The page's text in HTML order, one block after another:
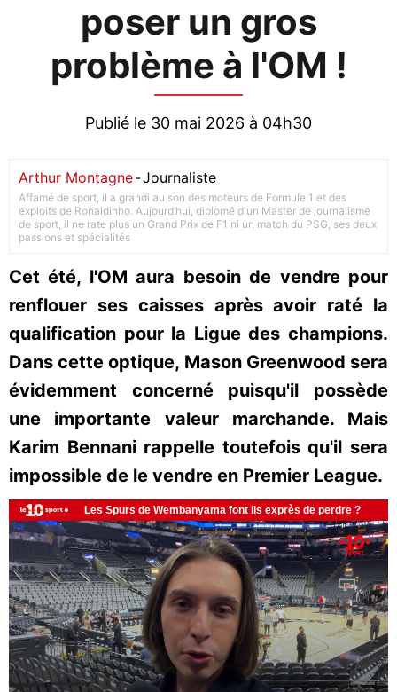
poser un gros
problème à l'OM !
Publié le 30 mai 2026 à 04h30
Arthur Montagne-Journaliste
Affamé de sport, il a grandi au son des moteurs de Formule 1 et des
exploits de Ronaldinho. Aujourd’hui, diplomé d'un Master de journalisme
de sport, il ne rate plus un Grand Prix de F1 ni un match du PSG, ses deux
passions et spécialités
Cet été, l'OM aura besoin de vendre pour
renflouer ses caisses après avoir raté la
qualification pour la Ligue des champions.
Dans cette optique, Mason Greenwood sera
évidemment concerné puisqu'il possède
une importante valeur marchande. Mais
Karim Bennani rappelle toutefois qu'il sera
impossible de le vendre en Premier League.